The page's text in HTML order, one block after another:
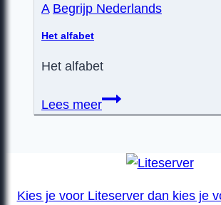
A Begrijp Nederlands
Het alfabet
Het alfabet
Lees meerHet
alfabet
Kies je voor Liteserver dan kies je